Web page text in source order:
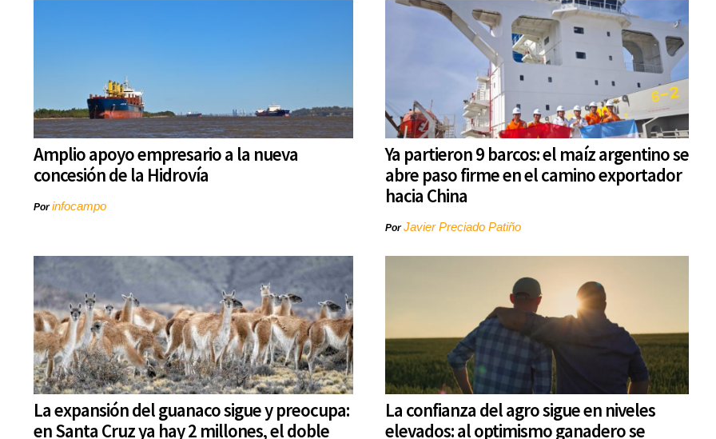
Amplio apoyo empresario a la nueva
concesión de la Hidrovía
Porinfocampo
Ya partieron 9 barcos: el maíz argentino se
abre paso firme en el camino exportador
hacia China
PorJavier Preciado Patiño
La expansión del guanaco sigue y preocupa:
en Santa Cruz ya hay 2 millones, el doble
La confianza del agro sigue en niveles
elevados: al optimismo ganadero se